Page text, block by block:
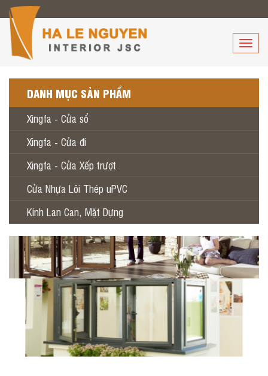
Toggle
DANH MỤC SẢN PHẨM
Xingfa - Cửa sổ
Xingfa - Cửa đi
Xingfa - Cửa Xếp trượt
Cửa Nhựa Lõi Thép uPVC
Kính Lan Can, Mặt Dựng